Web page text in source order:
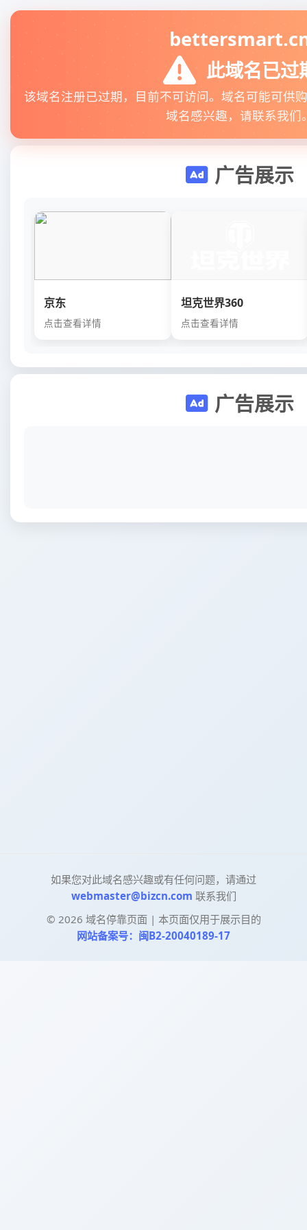
此域名已过
该域名注册已过期，目前不可访问。域名可能可供
域名感兴趣，请联系我们
广告展示
京东
点击查看详情
坦克世界360
点击查看详情
广告展示
如果您对此域名感兴趣或有任何问题，请通过
webmaster@bizcn.com 联系我们
© 2026 域名停靠页面 | 本页面仅用于展示目的
网站备案号：闽B2-20040189-17